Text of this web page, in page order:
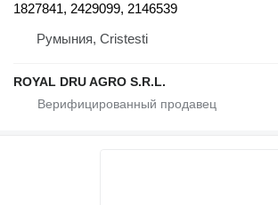
1827841, 2429099, 2146539
Румыния, Cristesti
ROYAL DRU AGRO S.R.L.